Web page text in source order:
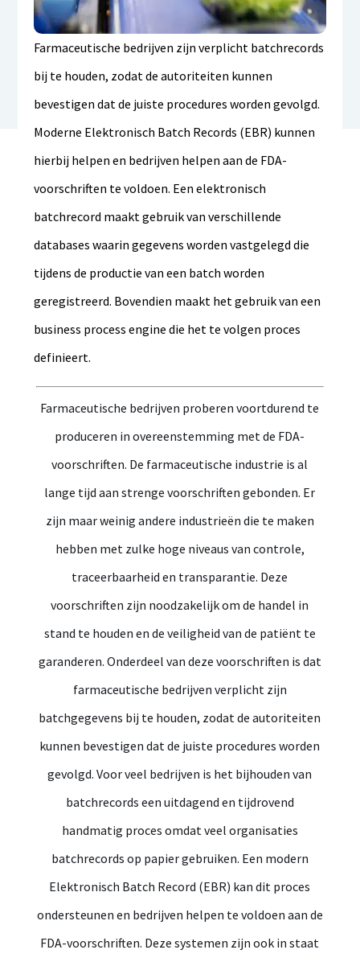
Farmaceutische bedrijven zijn verplicht batchrecords
bij te houden, zodat de autoriteiten kunnen
bevestigen dat de juiste procedures worden gevolgd.
Moderne Elektronisch Batch Records (EBR) kunnen
hierbij helpen en bedrijven helpen aan de FDA-
voorschriften te voldoen. Een elektronisch
batchrecord maakt gebruik van verschillende
databases waarin gegevens worden vastgelegd die
tijdens de productie van een batch worden
geregistreerd. Bovendien maakt het gebruik van een
business process engine die het te volgen proces
definieert.
Farmaceutische bedrijven proberen voortdurend te
produceren in overeenstemming met de FDA-
voorschriften. De farmaceutische industrie is al
lange tijd aan strenge voorschriften gebonden. Er
zijn maar weinig andere industrieën die te maken
hebben met zulke hoge niveaus van controle,
traceerbaarheid en transparantie. Deze
voorschriften zijn noodzakelijk om de handel in
stand te houden en de veiligheid van de patiënt te
garanderen. Onderdeel van deze voorschriften is dat
farmaceutische bedrijven verplicht zijn
batchgegevens bij te houden, zodat de autoriteiten
kunnen bevestigen dat de juiste procedures worden
gevolgd. Voor veel bedrijven is het bijhouden van
batchrecords een uitdagend en tijdrovend
handmatig proces omdat veel organisaties
batchrecords op papier gebruiken. Een modern
Elektronisch Batch Record (EBR) kan dit proces
ondersteunen en bedrijven helpen te voldoen aan de
FDA-voorschriften. Deze systemen zijn ook in staat